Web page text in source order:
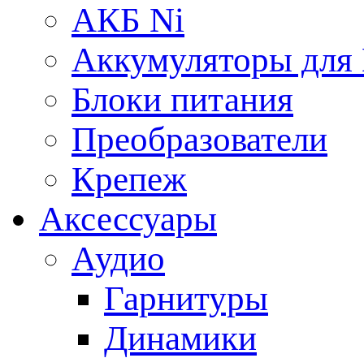
АКБ Ni
Аккумуляторы
Блоки питания
Преобразователи
Крепеж
Аксессуары
Аудио
Гарнитуры
Динамики